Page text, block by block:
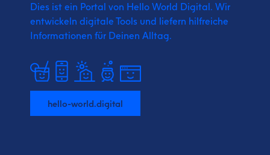
Dies ist ein Portal von Hello World Digital. Wir
entwickeln digitale Tools und liefern hilfreiche
Informationen für Deinen Alltag.
hello-world.digital